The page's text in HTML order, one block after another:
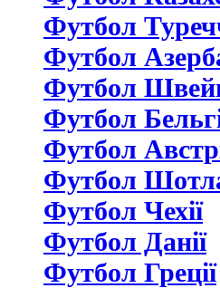
Футбол
Футбол
Футбол
Футбол
Футбол
Футбол
Футбол Чехії
Футбол Данії
Футбол Греції